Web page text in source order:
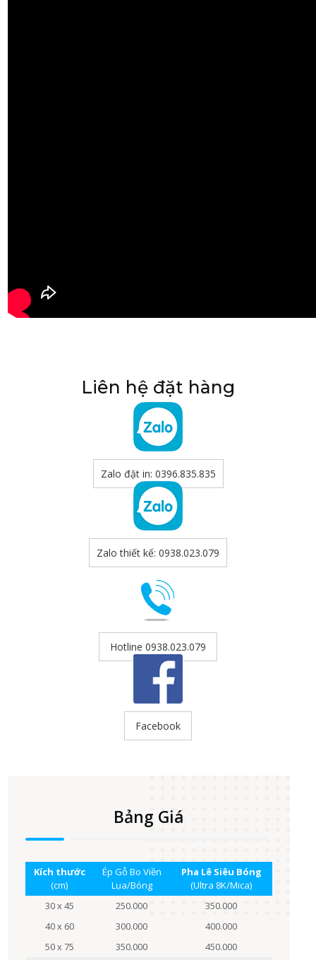
Liên hệ đặt hàng
Zalo đặt in: 0396.835.835
Zalo thiết kế: 0938.023.079
Hotline 0938.023.079
Facebook
Bảng Giá
Kích thước
(cm)
Ép Gỗ Bo Viền
Lụa/Bóng
Pha Lê Siêu Bóng
(Ultra 8K/Mica)
30 x 45
250.000
350.000
40 x 60
300.000
400.000
50 x 75
350.000
450.000